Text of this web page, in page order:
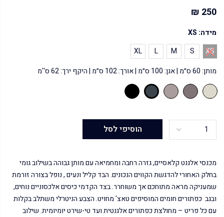
250 ₪
מידה: XS
XS
S
M
L
XL
מותן: 60 ס״מ | אגן: 100 ס״מ | אורך: 102 ס״מ | היקף ירך: 62 ס''מ
הוסיפי לסל
מכנסי אלגנט קלאסיים, גזרה רחבה ומחמיאה עם מותן גבוהה בשילוב גומי
בחלק האחורי להדגשת הקווים הנכונים. הבד קליל ונעים , נופל בצורה זורמת
שמעניקה מראה מתוחכם אך משוחרר. בצד הקדמי כיסים אלכסוניים נוחים,
ובגב כפתורים חומים המוסיפים טאצ' מחויט. הצבע הניטרלי משתלב בקלות
עם כל פריט – מחולצת כפתורים אלגנטית ועד טי-שירט יומיומית. שילוב